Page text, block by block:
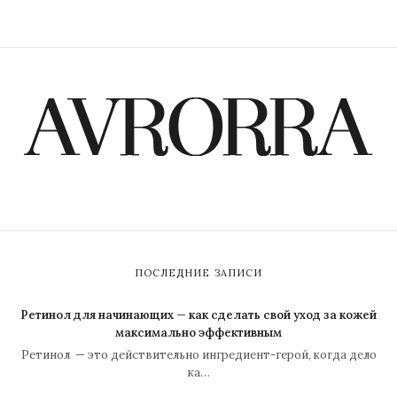
ПОСЛЕДНИЕ ЗАПИСИ
Ретинол для начинающих — как сделать свой уход за кожей
максимально эффективным
Ретинол — это действительно ингредиент-герой, когда дело
ка…